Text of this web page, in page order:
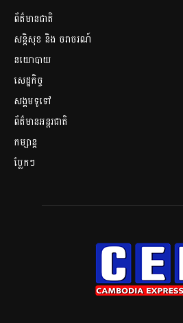
ព័ត៌មានជាតិ
សន្តិសុខ និង ចរាចរណ៍
នយោបាយ
សេដ្ឋកិច្ច
សង្គមទូទៅ
ព័ត៌មានអន្តរជាតិ
កម្សាន្ត
ប្លែកៗ